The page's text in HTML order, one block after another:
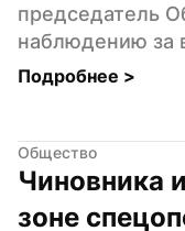
председатель
наблюдению за
Подробнее >
Общество
Чиновника
зоне